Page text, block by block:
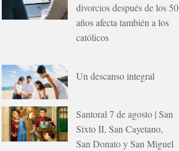
divorcios después de los 50
años afecta también a los
católicos
Un descanso integral
Santoral 7 de agosto | San
Sixto II, San Cayetano,
San Donato y San Miguel